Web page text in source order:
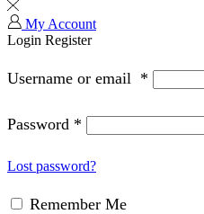
My Account
Login Register
Username or email *
Password *
Lost password?
Remember Me